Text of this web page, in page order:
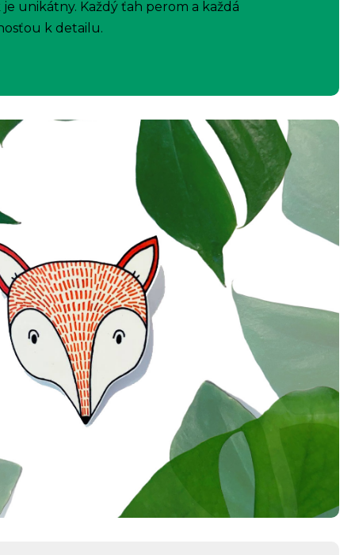
unikátny. Každý ťah perom a každá
k detailu.